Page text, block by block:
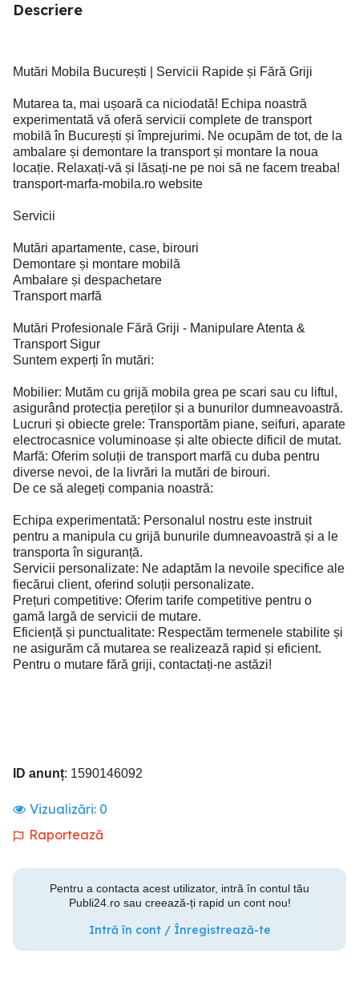
Descriere
Mutări Mobila București | Servicii Rapide și Fără Griji
Mutarea ta, mai ușoară ca niciodată! Echipa noastră
experimentată vă oferă servicii complete de transport
mobilă în București și împrejurimi. Ne ocupăm de tot, de la
ambalare și demontare la transport și montare la noua
locație. Relaxați-vă și lăsați-ne pe noi să ne facem treaba!
transport-marfa-mobila.ro website
Servicii
Mutări apartamente, case, birouri
Demontare și montare mobilă
Ambalare și despachetare
Transport marfă
Mutări Profesionale Fără Griji - Manipulare Atenta &
Transport Sigur
Suntem experți în mutări:
Mobilier: Mutăm cu grijă mobila grea pe scari sau cu liftul,
asigurând protecția pereților și a bunurilor dumneavoastră.
Lucruri și obiecte grele: Transportăm piane, seifuri, aparate
electrocasnice voluminoase și alte obiecte dificil de mutat.
Marfă: Oferim soluții de transport marfă cu duba pentru
diverse nevoi, de la livrări la mutări de birouri.
De ce să alegeți compania noastră:
Echipa experimentată: Personalul nostru este instruit
pentru a manipula cu grijă bunurile dumneavoastră și a le
transporta în siguranță.
Servicii personalizate: Ne adaptăm la nevoile specifice ale
fiecărui client, oferind soluții personalizate.
Prețuri competitive: Oferim tarife competitive pentru o
gamă largă de servicii de mutare.
Eficiență și punctualitate: Respectăm termenele stabilite și
ne asigurăm că mutarea se realizează rapid și eficient.
Pentru o mutare fără griji, contactați-ne astăzi!
ID anunț: 1590146092
Vizualizări: 0
Raportează
Pentru a contacta acest utilizator, intră în contul tău
Publi24.ro sau creează-ți rapid un cont nou!
Intră în cont / Înregistrează-te